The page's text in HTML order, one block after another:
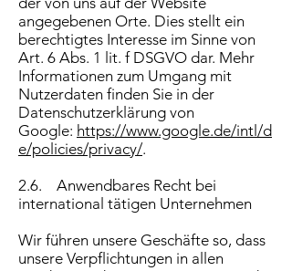
angegebenen Orte. Dies stellt ein
berechtigtes Interesse im Sinne von
Art. 6 Abs. 1 lit. f DSGVO dar. Mehr
Informationen zum Umgang mit
Nutzerdaten finden Sie in der
Datenschutzerklärung von
Google: https://www.google.de/intl/d
e/policies/privacy/.
2.6. Anwendbares Recht bei
international tätigen Unternehmen
Wir führen unsere Geschäfte so, dass
unsere Verpflichtungen in allen